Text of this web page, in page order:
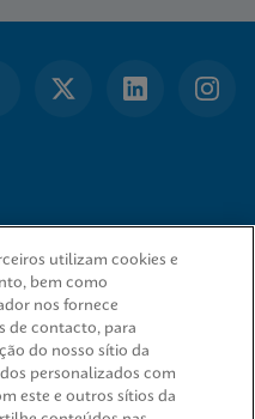
utilizam cookies e
bem como
nos fornece
de contacto, para
do nosso sítio da
personalizados com
este e outros sítios da